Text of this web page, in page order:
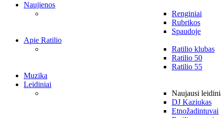
Naujienos
Renginiai
Rubrikos
Spaudoje
Apie Ratilio
Ratilio klubas
Ratilio 50
Ratilio 55
Muzika
Leidiniai
Naujausi
DJ Kaziukas
Etnožadintuvai